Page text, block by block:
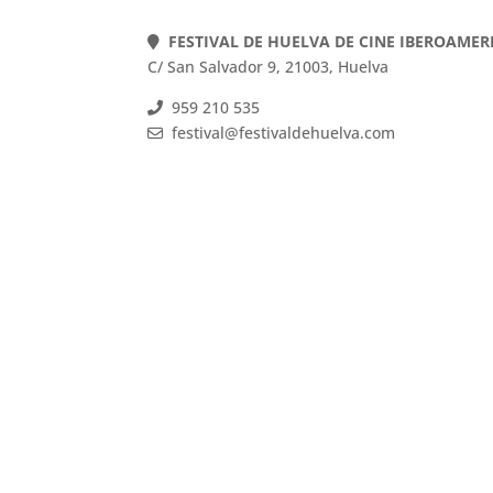
FESTIVAL DE HUELVA DE CINE
C/ San Salvador 9, 21003, Huelva
959 210 535
festival@festivaldehuelva.com